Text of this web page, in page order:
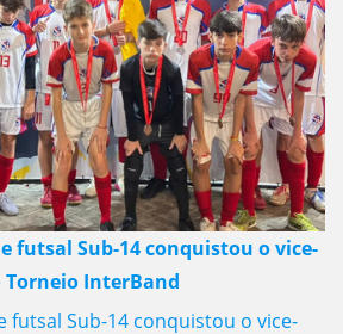
futsal Sub-14 conquistou o vice-
InterBand
futsal Sub-14 conquistou o vice-